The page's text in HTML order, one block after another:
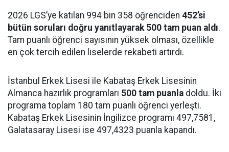
2026 LGS’ye katılan 994 bin 358 öğrenciden 452’si
bütün soruları doğru yanıtlayarak 500 tam puan aldı.
Tam puanlı öğrenci sayısının yüksek olması, özellikle
en çok tercih edilen liselerde rekabeti artırdı.
İstanbul Erkek Lisesi ile Kabataş Erkek Lisesinin
Almanca hazırlık programları 500 tam puanla doldu. İki
programa toplam 180 tam puanlı öğrenci yerleşti.
Kabataş Erkek Lisesinin İngilizce programı 497,7581,
Galatasaray Lisesi ise 497,4323 puanla kapandı.